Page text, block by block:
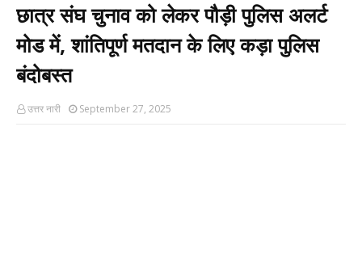
छात्र संघ चुनाव को लेकर पौड़ी पुलिस अलर्ट
मोड में, शांतिपूर्ण मतदान के लिए कड़ा पुलिस
बंदोबस्त
उत्तर नारी September 27, 2025